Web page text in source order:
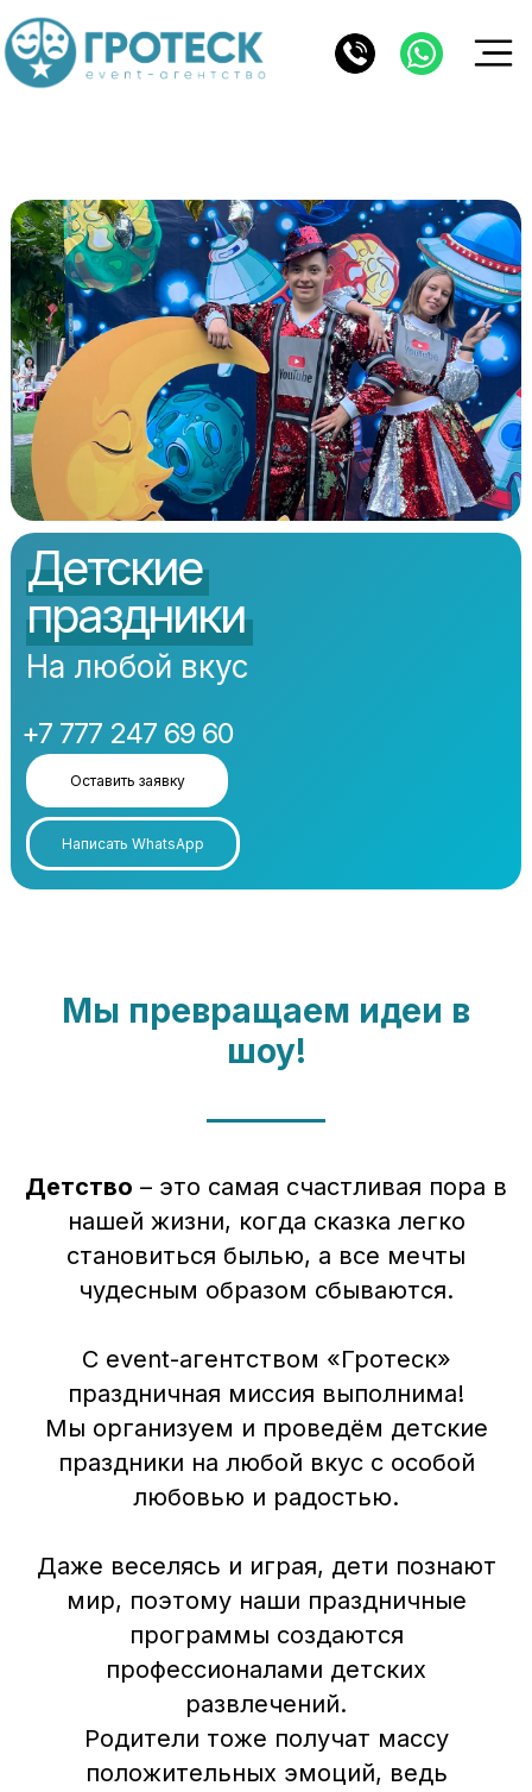
Детские
праздники
На любой вкус
+7 777 247 69 60
Оставить заявку
Написать WhatsApp
Мы превращаем идеи в
шоу!
Детство – это самая счастливая пора в
нашей жизни, когда сказка легко
становиться былью, а все мечты
чудесным образом сбываются.
С event-агентством «Гротеск»
праздничная миссия выполнима!
Мы организуем и проведём детские
праздники на любой вкус с особой
любовью и радостью.
Даже веселясь и играя, дети познают
мир, поэтому наши праздничные
программы создаются
профессионалами детских
развлечений.
Родители тоже получат массу
положительных эмоций, ведь